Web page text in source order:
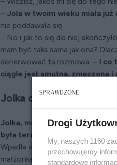
– Jola w twoim wieku miała
nie poddawała się.
– No i jak to się dla niej
mam być taka sama jak ona?
denerwować ta rozmowa. – I co
ciągle jest smutna, zmęczona i
Jolka od dzieciństwa
Jolka, moja starsza siostra, z
była teraz w totalnej rozsypce
Wpadła w totalny dół, a
małżonka, Marka. Kilka tygodni
Drogi
My, naszych 1160
przechowujemy
standardowe